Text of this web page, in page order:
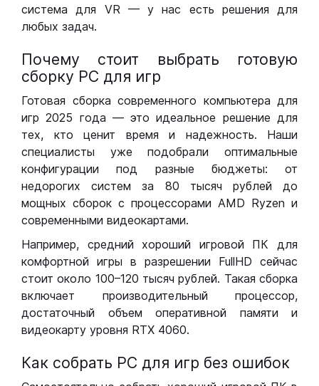
система для VR — у нас есть решения для
любых задач.
Почему стоит выбрать готовую
сборку РС для игр
Готовая сборка современного компьютера для
игр 2025 года — это идеальное решение для
тех, кто ценит время и надежность. Наши
специалисты уже подобрали оптимальные
конфигурации под разные бюджеты: от
недорогих систем за 80 тысяч рублей до
мощных сборок с процессорами AMD Ryzen и
современными видеокартами.
Например, средний хороший игровой ПК для
комфортной игры в разрешении FullHD сейчас
стоит около 100–120 тысяч рублей. Такая сборка
включает производительный процессор,
достаточный объем оперативной памяти и
видеокарту уровня RTX 4060.
Как собрать РС для игр без ошибок